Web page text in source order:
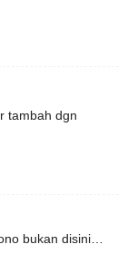
tambah dgn
bukan disini…